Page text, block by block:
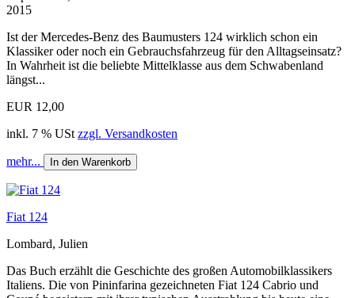
2015
Ist der Mercedes-Benz des Baumusters 124 wirklich schon ein
Klassiker oder noch ein Gebrauchsfahrzeug für den Alltagseinsatz?
In Wahrheit ist die beliebte Mittelklasse aus dem Schwabenland
längst...
EUR 12,00
inkl. 7 % USt zzgl. Versandkosten
mehr... In den Warenkorb
Fiat 124
Lombard, Julien
Das Buch erzählt die Geschichte des großen Automobilklassikers
Italiens. Die von Pininfarina gezeichneten Fiat 124 Cabrio und